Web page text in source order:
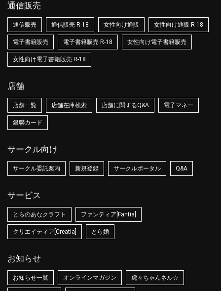
通信販売
通信販売 通信販売 R-18 女性向け通販 女性向け通販 R-18
電子書籍販売 電子書籍販売 R-18 女性向け電子書籍販売
女性向け電子書籍販売 R-18
店舗
店舗一覧 店舗在庫検索 店舗に関するQ&A 電子マネー
銀聯カード
サークル向け
サークル委託案内 新規登録 サークルポータル Q&A
サービス
とらのあなクラフト ファンティア[Fantia]
クリエイティア[Creatia] とら婚
お知らせ
お知らせ一覧 オンラインマガジン 虎々ちゃんネル☆